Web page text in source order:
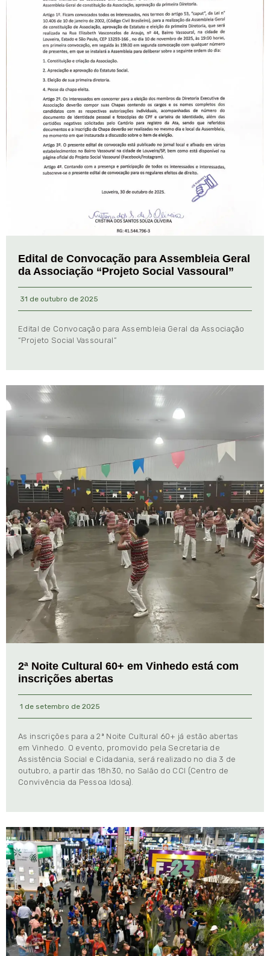
Edital de Convocação para Assembleia Geral
da Associação “Projeto Social Vassoural”
31 de outubro de 2025
Edital de Convocação para Assembleia Geral da Associação
“Projeto Social Vassoural”
2ª Noite Cultural 60+ em Vinhedo está com
inscrições abertas
1 de setembro de 2025
As inscrições para a 2ª Noite Cultural 60+ já estão abertas
em Vinhedo. O evento, promovido pela Secretaria de
Assistência Social e Cidadania, será realizado no dia 3 de
outubro, a partir das 18h30, no Salão do CCI (Centro de
Convivência da Pessoa Idosa).